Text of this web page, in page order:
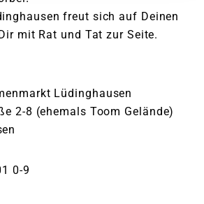
freut sich auf Deinen
mit Rat und Tat zur Seite.
Lüdinghausen
2-8 (ehemals Toom Gelände)
0-9